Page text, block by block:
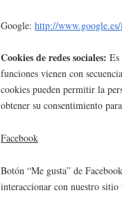
Google: http://
Cookies de redes sociales: Es
funciones vienen con
cookies pueden permitir la
obtener su consentimiento
Facebook
Botón “Me gusta” de
interaccionar con nuestro